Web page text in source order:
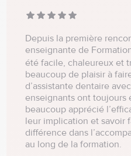
Depuis la première
enseignante de
été facile, chaleureux et
beaucoup de plaisir à
d’assistante dentaire
enseignants ont toujours
beaucoup apprécié
leur implication et savoir
différence dans
au long de la formation.